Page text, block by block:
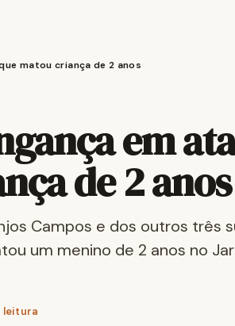
matou criança de 2 anos
em
de 2 anos
Campos e dos outros três
um menino de 2 anos no
leitura